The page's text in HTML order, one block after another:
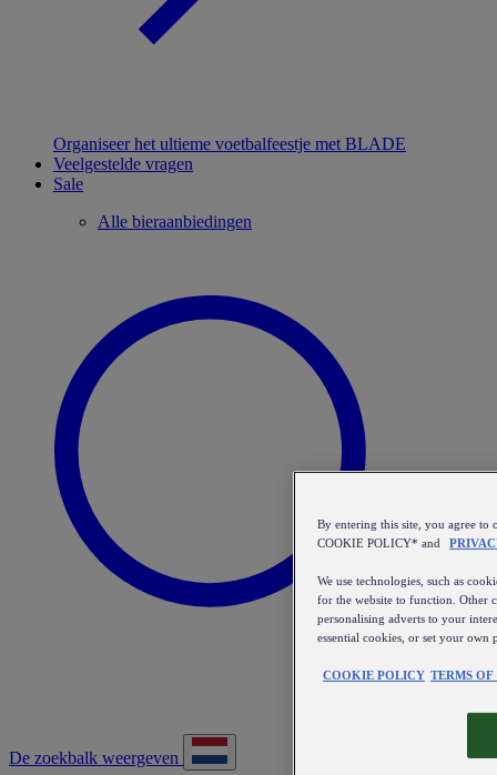
Organiseer het ultieme voetbalfeestje met BLADE
Veelgestelde vragen
Sale
Alle bieraanbiedingen
De zoekbalk weergeven
By entering this site, you agree to
COOKIE POLICY* and
We use technologies, such as
for the website to function. Other
personalising adverts to your
essential cookies, or set your own
COOKIE POLICY TERMS OF